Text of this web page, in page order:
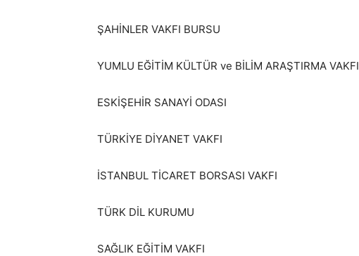
ŞAHİNLER VAKFI BURSU
YUMLU EĞİTİM KÜLTÜR ve BİLİM ARAŞTIRMA VAKFI
ESKİŞEHİR SANAYİ ODASI
TÜRKİYE DİYANET VAKFI
İSTANBUL TİCARET BORSASI VAKFI
TÜRK DİL KURUMU
SAĞLIK EĞİTİM VAKFI